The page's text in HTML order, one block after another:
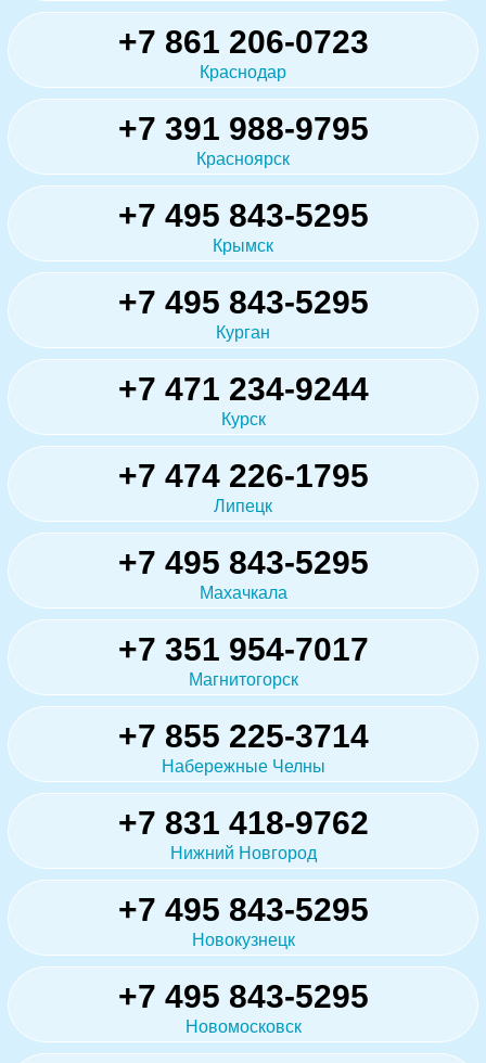
+7 861 206-0723
Краснодар
+7 391 988-9795
Красноярск
+7 495 843-5295
Крымск
+7 495 843-5295
Курган
+7 471 234-9244
Курск
+7 474 226-1795
Липецк
+7 495 843-5295
Махачкала
+7 351 954-7017
Магнитогорск
+7 855 225-3714
Набережные Челны
+7 831 418-9762
Нижний Новгород
+7 495 843-5295
Новокузнецк
+7 495 843-5295
Новомосковск